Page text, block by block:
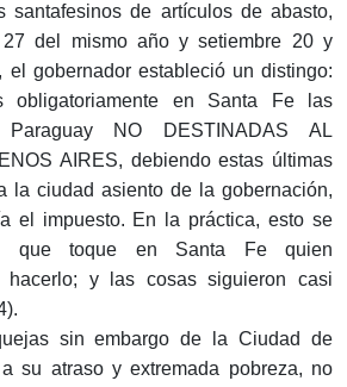
santafesinos de artículos de abasto,
del mismo año y setiembre 20 y
el gobernador estableció un distingo:
obligatoriamente en Santa Fe las
NO DESTINADAS AL
AIRES, debiendo estas últimas
la ciudad asiento de la gobernación,
el impuesto. En la práctica, esto se
que toque en Santa Fe quien
hacerlo; y las cosas siguieron casi
sin embargo de la Ciudad de
su atraso y extremada pobreza, no